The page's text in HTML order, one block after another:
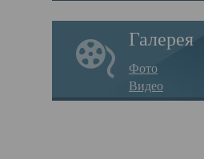
Галерея
Фото
Видео